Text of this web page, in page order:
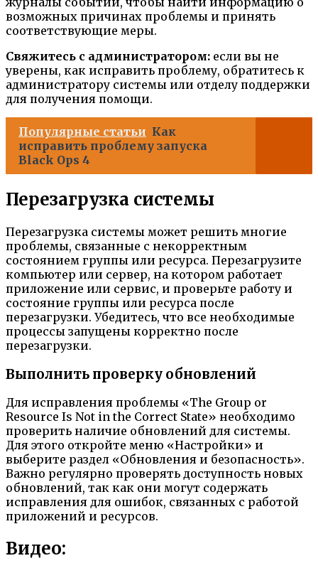
возможных причинах проблемы и принять
соответствующие меры.
Свяжитесь с администратором: если вы не
уверены, как исправить проблему, обратитесь к
администратору системы или отделу поддержки
для получения помощи.
Популярные статьи Как
исправить проблему запуска
Black Ops 4
Перезагрузка системы
Перезагрузка системы может решить многие
проблемы, связанные с некорректным
состоянием группы или ресурса. Перезагрузите
компьютер или сервер, на котором работает
приложение или сервис, и проверьте работу и
состояние группы или ресурса после
перезагрузки. Убедитесь, что все необходимые
процессы запущены корректно после
перезагрузки.
Выполнить проверку обновлений
Для исправления проблемы «The Group or
Resource Is Not in the Correct State» необходимо
проверить наличие обновлений для системы.
Для этого откройте меню «Настройки» и
выберите раздел «Обновления и безопасность».
Важно регулярно проверять доступность новых
обновлений, так как они могут содержать
исправления для ошибок, связанных с работой
приложений и ресурсов.
Видео: